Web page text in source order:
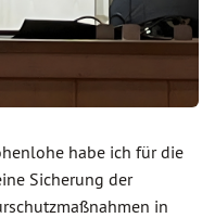
habe ich für die
Sicherung der
in